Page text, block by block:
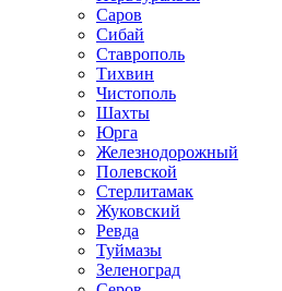
Саров
Сибай
Ставрополь
Тихвин
Чистополь
Шахты
Юрга
Железнодорожный
Полевской
Стерлитамак
Жуковский
Ревда
Туймазы
Зеленоград